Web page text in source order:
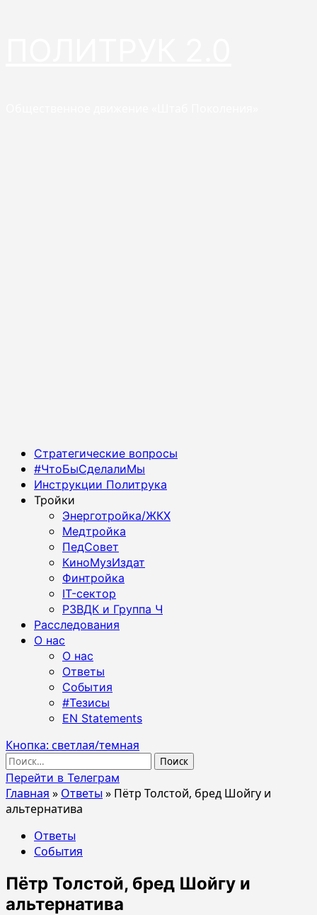
Основное
меню
Стратегические вопросы
#ЧтоБыСделалиМы
Инструкции Политрука
Тройки
Энерготройка/ЖКХ
Медтройка
ПедСовет
КиноМузИздат
Финтройка
IT-сектор
РЗВДК и Группа Ч
Расследования
О нас
О нас
Ответы
События
#Тезисы
EN Statements
Кнопка: светлая/темная
Найти:
Перейти в Телеграм
Главная » Ответы » Пётр Толстой, бред Шойгу и
альтернатива
Ответы
События
Пётр Толстой, бред Шойгу и
альтернатива